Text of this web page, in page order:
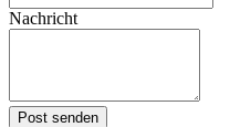
Nachricht
Post senden